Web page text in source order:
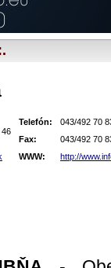
46
Telefón:
043/492 70
Fax:
043/492 70
WWW: http://